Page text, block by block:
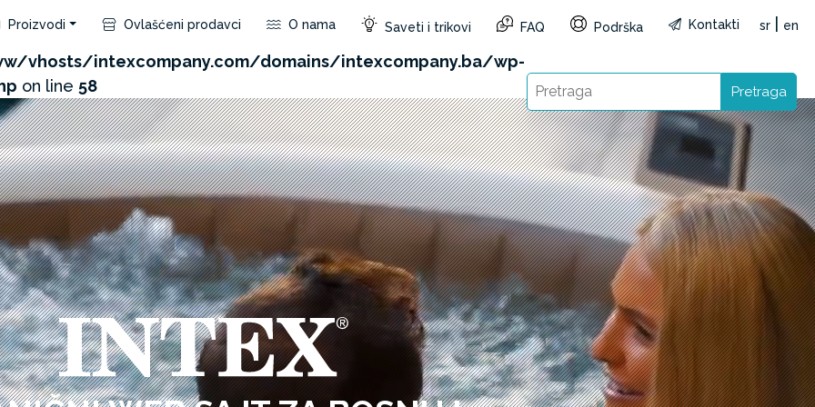
product/api.php?id=199&not_use_region=1&reg=BA&lang=sr): Failed to open stream: HTTP
vhosts/intexcompany.com/domains/intexcompany.ba/wp-
on line 58
Proizvodi Ovlašćeni prodavci O nama Saveti i trikovi FAQ Podrška Kontakti sr en
Pretraga